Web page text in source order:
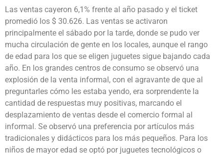
Las ventas cayeron 6,1% frente al año pasado y el ticket
promedió los $ 30.626. Las ventas se activaron
principalmente el sábado por la tarde, donde se pudo ver
mucha circulación de gente en los locales, aunque el rango
de edad para los que se eligen juguetes sigue bajando cada
año. En los grandes centros de consumo se observó una
explosión de la venta informal, con el agravante de que al
preguntarles cómo les estaba yendo, era sorprendente la
cantidad de respuestas muy positivas, marcando el
desplazamiento de ventas desde el comercio formal al
informal. Se observó una preferencia por artículos más
tradicionales y didácticos para los más pequeños. Para los
niños de mayor edad se optó por juguetes tecnológicos o